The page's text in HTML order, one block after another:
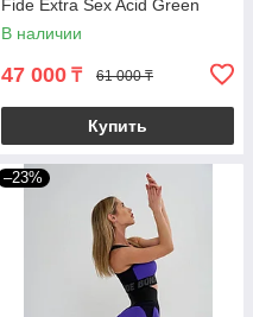
Fide Extra Sex Acid Green
В наличии
47 000 ₸ 61 000 ₸
Купить
–23%